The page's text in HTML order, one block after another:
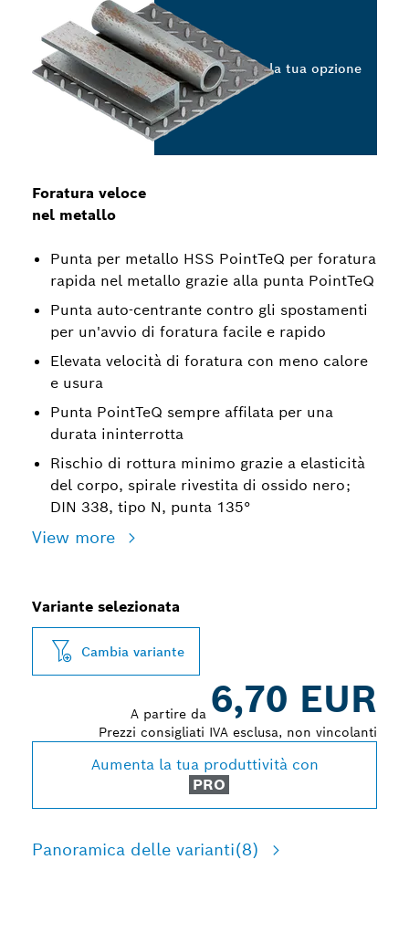
Foratura veloce
nel metallo
Punta per metallo HSS PointTeQ per foratura
rapida nel metallo grazie alla punta PointTeQ
Punta auto-centrante contro gli spostamenti
per un'avvio di foratura facile e rapido
Elevata velocità di foratura con meno calore
e usura
Punta PointTeQ sempre affilata per una
durata ininterrotta
Rischio di rottura minimo grazie a elasticità
del corpo, spirale rivestita di ossido nero;
DIN 338, tipo N, punta 135°
View more
Seleziona la tua opzione
Variante selezionata
Cambia variante
A partire da 6,70 EUR
Prezzi consigliati IVA esclusa, non vincolanti
Aumenta la tua produttività con
PRO
Panoramica delle varianti(8)